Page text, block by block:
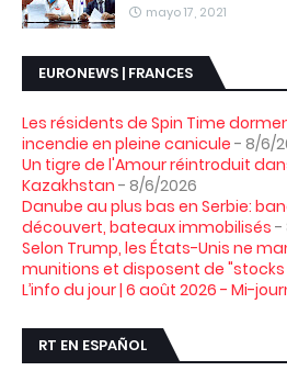
mayo 17, 2021
EURONEWS | FRANCES
Les résidents de Spin Time
incendie en pleine canicule - 8/6/
Un tigre de l'Amour réintroduit
Kazakhstan - 8/6/2026
Danube au plus bas en Serbie:
découvert, bateaux immobilisés -
Selon Trump, les États-Unis ne
munitions et disposent de
L’info du jour | 6 août 2026 - Mi-
RT EN ESPAÑOL